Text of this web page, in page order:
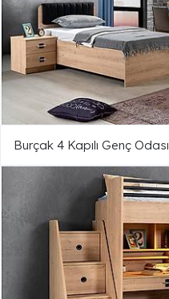
Burçak 4 Kapılı Genç Odası